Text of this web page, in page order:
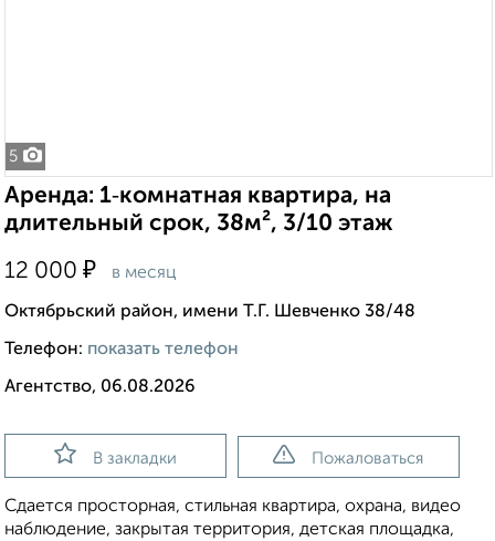
5
Аренда: 1‑комнатная квартира, на
длительный срок, 38м², 3/10 этаж
12 000 ₽ в месяц
Октябрьский район, имени Т.Г. Шевченко 38/48
Телефон: показать телефон
Агентство, 06.08.2026
В закладки Пожаловаться
Сдается просторная, стильная квартира, охрана, видео
наблюдение, закрытая территория, детская площадка,